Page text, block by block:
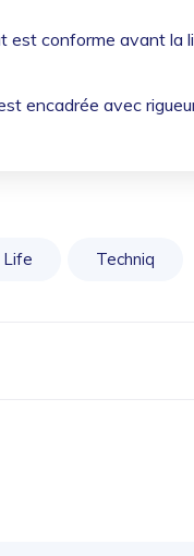
conforme avant la
encadrée avec
Life Techniq